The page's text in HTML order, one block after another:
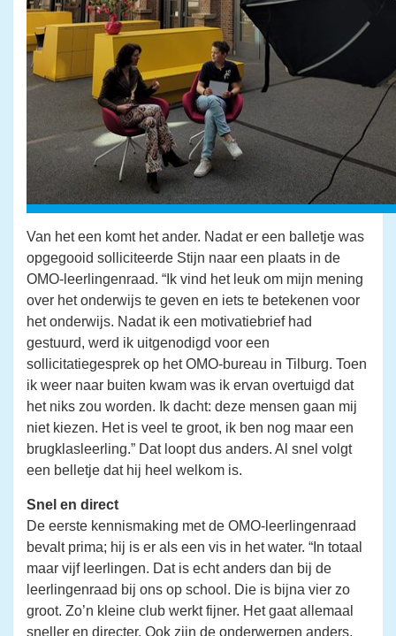
Van het een komt het ander. Nadat er een balletje was
opgegooid solliciteerde Stijn naar een plaats in de
OMO-leerlingenraad. “Ik vind het leuk om mijn mening
over het onderwijs te geven en iets te betekenen voor
het onderwijs. Nadat ik een motivatiebrief had
gestuurd, werd ik uitgenodigd voor een
sollicitatiegesprek op het OMO-bureau in Tilburg. Toen
ik weer naar buiten kwam was ik ervan overtuigd dat
het niks zou worden. Ik dacht: deze mensen gaan mij
niet kiezen. Het is veel te groot, ik ben nog maar een
brugklasleerling.” Dat loopt dus anders. Al snel volgt
een belletje dat hij heel welkom is.
Snel en direct
De eerste kennismaking met de OMO-leerlingenraad
bevalt prima; hij is er als een vis in het water. “In totaal
maar vijf leerlingen. Dat is echt anders dan bij de
leerlingenraad bij ons op school. Die is bijna vier zo
groot. Zo’n kleine club werkt fijner. Het gaat allemaal
sneller en directer. Ook zijn de onderwerpen anders.